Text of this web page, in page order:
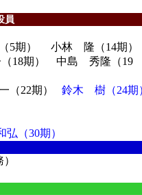
員
（5期） 小林 隆（14期）
（18期） 中島 秀隆（19
（22期） 鈴木 樹（24期
（30期）